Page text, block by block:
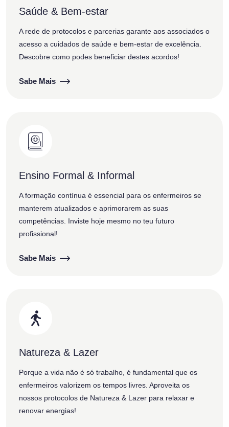
Saúde & Bem-estar
A rede de protocolos e parcerias garante aos associados o
acesso a cuidados de saúde e bem-estar de excelência.
Descobre como podes beneficiar destes acordos!
Sabe Mais
Ensino Formal & Informal
A formação contínua é essencial para os enfermeiros se
manterem atualizados e aprimorarem as suas
competências. Inviste hoje mesmo no teu futuro
profissional!
Sabe Mais
Natureza & Lazer
Porque a vida não é só trabalho, é fundamental que os
enfermeiros valorizem os tempos livres. Aproveita os
nossos protocolos de Natureza & Lazer para relaxar e
renovar energias!